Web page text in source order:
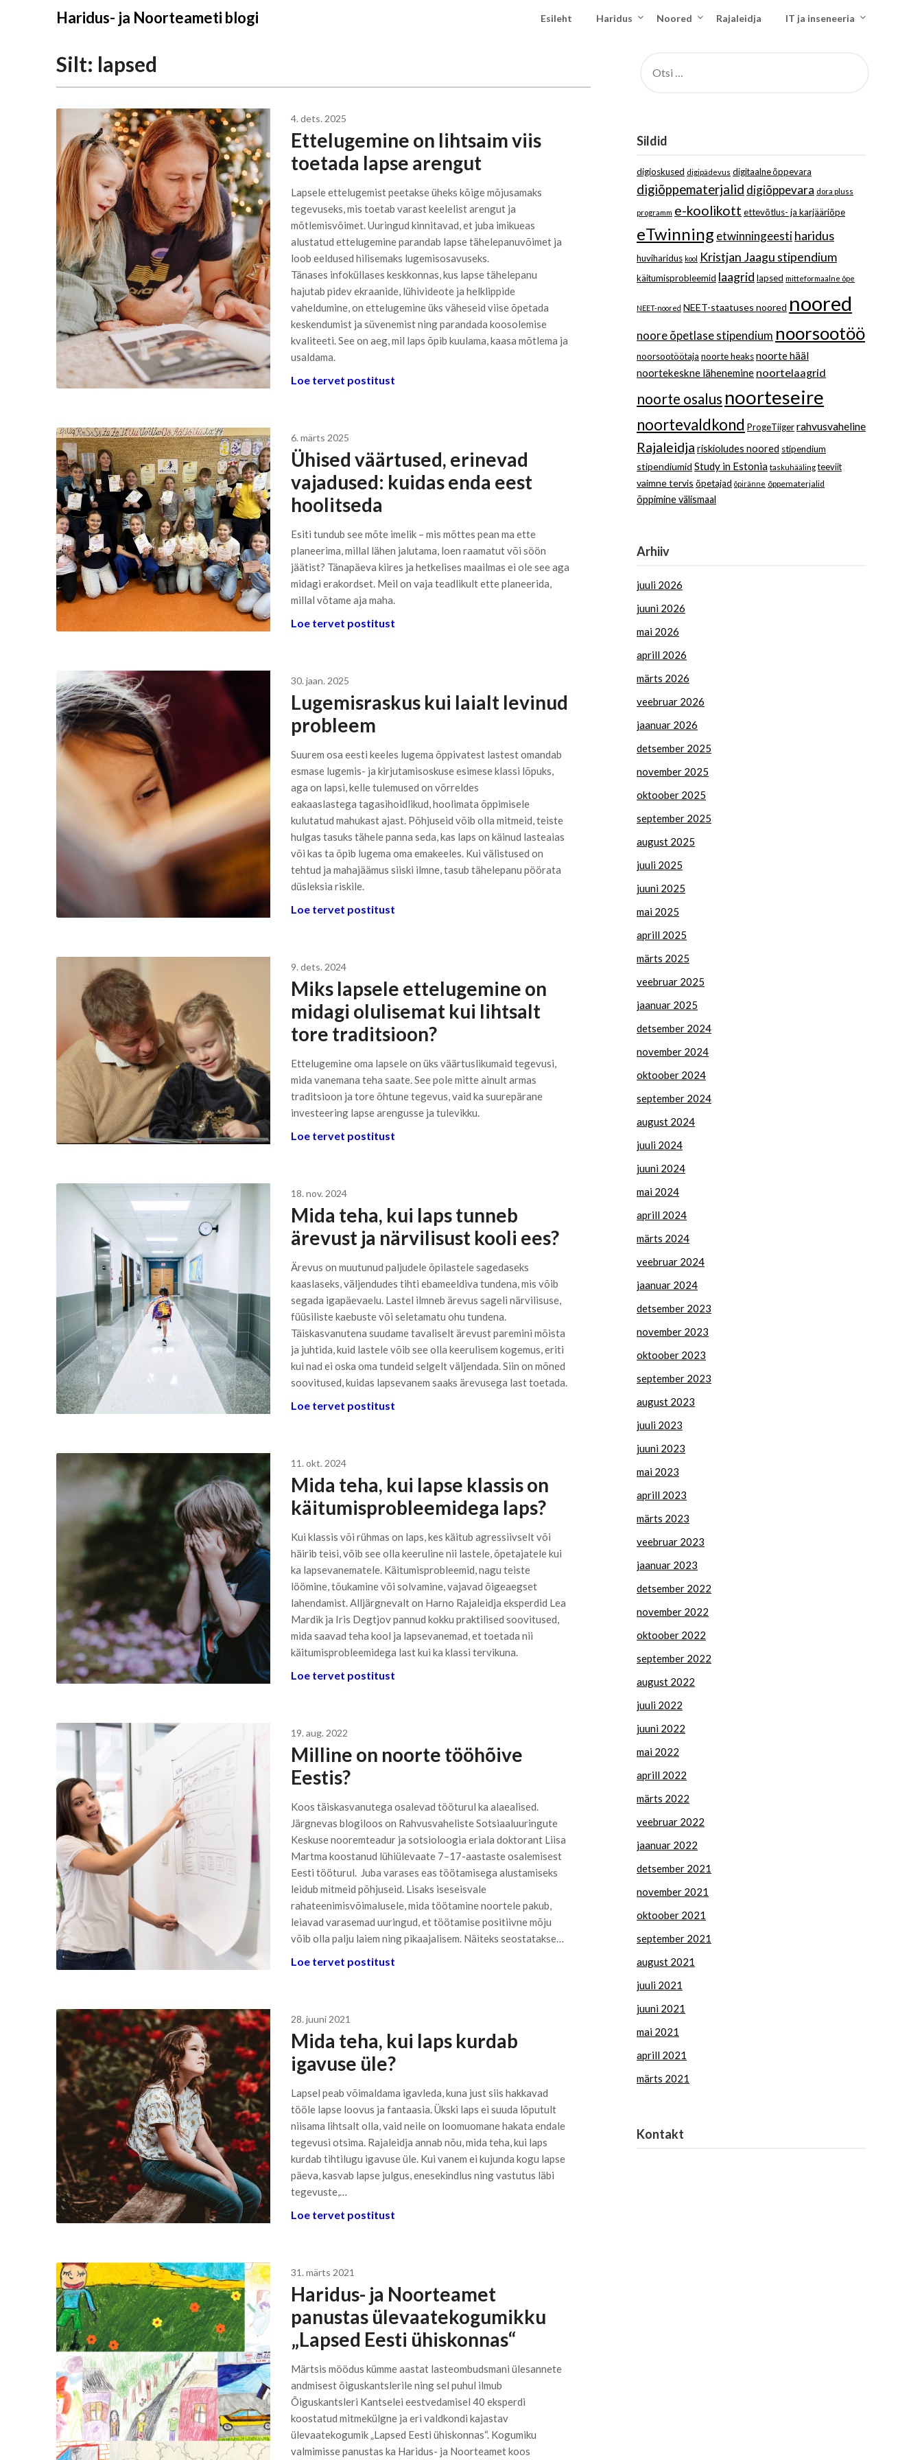
Haridus- ja Noorteameti blogi Esileht Haridus Noored Rajaleidja IT ja inseneeria
Silt: lapsed
4. dets. 2025
Ettelugemine on lihtsaim viis
toetada lapse arengut
Lapsele ettelugemist peetakse üheks kõige mõjusamaks
tegevuseks, mis toetab varast keelelist arengut ja
mõtlemisvõimet. Uuringud kinnitavad, et juba imikueas
alustatud ettelugemine parandab lapse tähelepanuvõimet ja
loob eeldused hilisemaks lugemisosavuseks.
Tänases infoküllases keskkonnas, kus lapse tähelepanu
hajutab pidev ekraanide, lühivideote ja helklippide
vaheldumine, on ettelugemine üks väheseid viise õpetada
keskendumist ja süvenemist ning parandada koosolemise
kvaliteeti. See on aeg, mil laps õpib kuulama, kaasa mõtlema ja
usaldama.
Loe tervet postitust
6. märts 2025
Ühised väärtused, erinevad
vajadused: kuidas enda eest
hoolitseda
Esiti tundub see mõte imelik – mis mõttes pean ma ette
planeerima, millal lähen jalutama, loen raamatut või söön
jäätist? Tänapäeva kiires ja hetkelises maailmas ei ole see aga
midagi erakordset. Meil on vaja teadlikult ette planeerida,
millal võtame aja maha.
Loe tervet postitust
30. jaan. 2025
Lugemisraskus kui laialt levinud
probleem
Suurem osa eesti keeles lugema õppivatest lastest omandab
esmase lugemis- ja kirjutamisoskuse esimese klassi lõpuks,
aga on lapsi, kelle tulemused on võrreldes
eakaaslastega tagasihoidlikud, hoolimata õppimisele
kulutatud mahukast ajast. Põhjuseid võib olla mitmeid, teiste
hulgas tasuks tähele panna seda, kas laps on käinud lasteaias
või kas ta õpib lugema oma emakeeles. Kui välistused on
tehtud ja mahajäämus siiski ilmne, tasub tähelepanu pöörata
düsleksia riskile.
Loe tervet postitust
9. dets. 2024
Miks lapsele ettelugemine on
midagi olulisemat kui lihtsalt
tore traditsioon?
Ettelugemine oma lapsele on üks väärtuslikumaid tegevusi,
mida vanemana teha saate. See pole mitte ainult armas
traditsioon ja tore õhtune tegevus, vaid ka suurepärane
investeering lapse arengusse ja tulevikku.
Loe tervet postitust
18. nov. 2024
Mida teha, kui laps tunneb
ärevust ja närvilisust kooli ees?
Ärevus on muutunud paljudele õpilastele sagedaseks
kaaslaseks, väljendudes tihti ebameeldiva tundena, mis võib
segada igapäevaelu. Lastel ilmneb ärevus sageli närvilisuse,
füüsiliste kaebuste või seletamatu ohu tundena.
Täiskasvanutena suudame tavaliselt ärevust paremini mõista
ja juhtida, kuid lastele võib see olla keerulisem kogemus, eriti
kui nad ei oska oma tundeid selgelt väljendada. Siin on mõned
soovitused, kuidas lapsevanem saaks ärevusega last toetada.
Loe tervet postitust
11. okt. 2024
Mida teha, kui lapse klassis on
käitumisprobleemidega laps?
Kui klassis või rühmas on laps, kes käitub agressiivselt või
häirib teisi, võib see olla keeruline nii lastele, õpetajatele kui
ka lapsevanematele. Käitumisprobleemid, nagu teiste
löömine, tõukamine või solvamine, vajavad õigeaegset
lahendamist. Alljärgnevalt on Harno Rajaleidja eksperdid Lea
Mardik ja Iris Degtjov pannud kokku praktilised soovitused,
mida saavad teha kool ja lapsevanemad, et toetada nii
käitumisprobleemidega last kui ka klassi tervikuna.
Loe tervet postitust
19. aug. 2022
Milline on noorte tööhõive
Eestis?
Koos täiskasvanutega osalevad tööturul ka alaealised.
Järgnevas blogiloos on Rahvusvaheliste Sotsiaaluuringute
Keskuse nooremteadur ja sotsioloogia eriala doktorant Liisa
Martma koostanud lühiülevaate 7–17-aastaste osalemisest
Eesti tööturul. Juba varases eas töötamisega alustamiseks
leidub mitmeid põhjuseid. Lisaks iseseisvale
rahateenimisvõimalusele, mida töötamine noortele pakub,
leiavad varasemad uuringud, et töötamise positiivne mõju
võib olla palju laiem ning pikaajalisem. Näiteks seostatakse…
Loe tervet postitust
28. juuni 2021
Mida teha, kui laps kurdab
igavuse üle?
Lapsel peab võimaldama igavleda, kuna just siis hakkavad
tööle lapse loovus ja fantaasia. Ükski laps ei suuda lõputult
niisama lihtsalt olla, vaid neile on loomuomane hakata endale
tegevusi otsima. Rajaleidja annab nõu, mida teha, kui laps
kurdab tihtilugu igavuse üle. Kui vanem ei kujunda kogu lapse
päeva, kasvab lapse julgus, enesekindlus ning vastutus läbi
tegevuste,…
Loe tervet postitust
31. märts 2021
Haridus- ja Noorteamet
panustas ülevaatekogumikku
„Lapsed Eesti ühiskonnas“
Märtsis möödus kümme aastat lasteombudsmani ülesannete
andmisest õiguskantslerile ning sel puhul ilmub
Õiguskantsleri Kantselei eestvedamisel 40 eksperdi
koostatud mitmekülgne ja eri valdkondi kajastav
ülevaatekogumik „Lapsed Eesti ühiskonnas“. Kogumiku
valmimisse panustas ka Haridus- ja Noorteamet koos
Sildid
digioskused digipädevus digitaalne õppevara
digiõppematerjalid digiõppevara dora pluss
programm e-koolikott ettevõtlus- ja karjääriõpe
eTwinning etwinningeestiharidus
huviharidus kool Kristjan Jaagu stipendium
käitumisprobleemid laagrid lapsed mitteformaalne õpe
NEET-noored NEET-staatuses noored noored
noore õpetlase stipendium noorsootöö
noorsootöötaja noorte heaksnoorte hääl
noortekeskne lähenemine noortelaagrid
noorte osalus noorteseire
noortevaldkond ProgeTiigerrahvusvaheline
Rajaleidja riskioludes noored stipendium
stipendiumid Study in Estonia taskuhääling teeviit
vaimne tervis õpetajad õpiränne õppematerjalid
õppimine välismaal
Arhiiv
juuli 2026
juuni 2026
mai 2026
aprill 2026
märts 2026
veebruar 2026
jaanuar 2026
detsember 2025
november 2025
oktoober 2025
september 2025
august 2025
juuli 2025
juuni 2025
mai 2025
aprill 2025
märts 2025
veebruar 2025
jaanuar 2025
detsember 2024
november 2024
oktoober 2024
september 2024
august 2024
juuli 2024
juuni 2024
mai 2024
aprill 2024
märts 2024
veebruar 2024
jaanuar 2024
detsember 2023
november 2023
oktoober 2023
september 2023
august 2023
juuli 2023
juuni 2023
mai 2023
aprill 2023
märts 2023
veebruar 2023
jaanuar 2023
detsember 2022
november 2022
oktoober 2022
september 2022
august 2022
juuli 2022
juuni 2022
mai 2022
aprill 2022
märts 2022
veebruar 2022
jaanuar 2022
detsember 2021
november 2021
oktoober 2021
september 2021
august 2021
juuli 2021
juuni 2021
mai 2021
aprill 2021
märts 2021
Kontakt